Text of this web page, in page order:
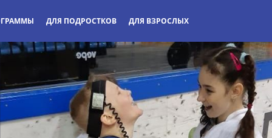
ДЛЯ ПОДРОСТКОВ ДЛЯ ВЗРОСЛЫХ